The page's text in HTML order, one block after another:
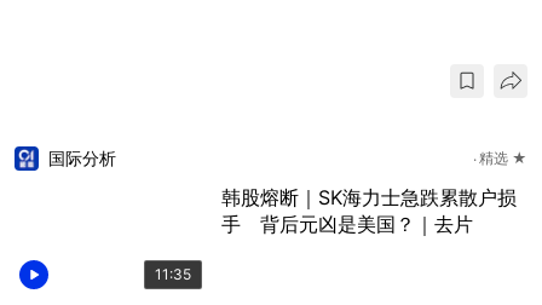
11:35
国际分析 精选 ★
韩股熔断｜SK海力士急跌累散户损
手 背后元凶是美国？｜去片